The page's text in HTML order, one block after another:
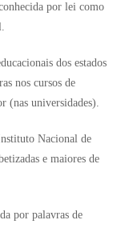
por lei como
dos estados
nos cursos de
(nas universidades).
Nacional de
e maiores de
por palavras de